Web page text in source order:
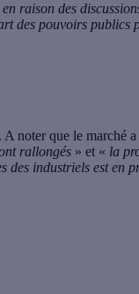
raison des
des pouvoirs publics
noter que le marché
rallongés » et « la
industriels est en